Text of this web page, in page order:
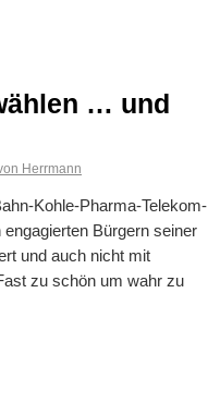
… und
Herrmann
Kohle-Pharma-Telekom-
Bürgern seiner
und auch nicht mit
zu schön um wahr zu